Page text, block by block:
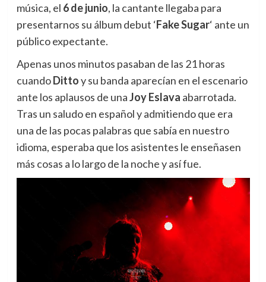
música, el 6 de junio, la cantante llegaba para
presentarnos su álbum debut ‘Fake Sugar‘ ante un
público expectante.
Apenas unos minutos pasaban de las 21 horas
cuandoDittoy su banda aparecían en el escenario
ante los aplausos de unaJoy Eslava abarrotada.
Tras un saludo en español y admitiendo que era
una de las pocas palabras que sabía en nuestro
idioma, esperaba que los asistentes le enseñasen
más cosas a lo largo de la noche y así fue.